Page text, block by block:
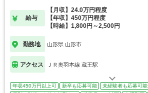
給与
【月収】24.0万円程度
【年収】450万円程度
【時給】1,800円～2,500円
勤務地 山形県 山形市
アクセス ＪＲ奥羽本線 蔵王駅
年収450万円以上可 新卒も応募可能
未経験者も応募可能